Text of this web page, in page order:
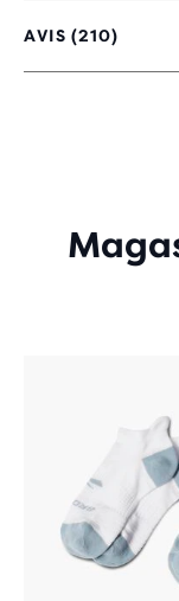
AVIS (210)
4,2
SUR